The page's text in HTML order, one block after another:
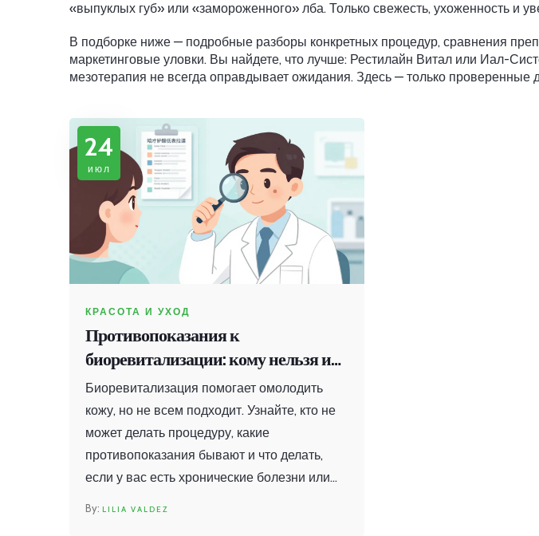
«выпуклых губ» или «замороженного» лба. Только свежесть, ухоженность и
В подборке ниже — подробные разборы конкретных процедур, сравнения
маркетинговые уловки. Вы найдете, что лучше: Рестилайн Витал или Иал-
мезотерапия не всегда оправдывает ожидания. Здесь — только проверенные
24
июл
КРАСОТА И УХОД
Противопоказания к
биоревитализации: кому нельзя и
когда лучше отложить процедуру
Биоревитализация помогает омолодить
кожу, но не всем подходит. Узнайте, кто не
может делать процедуру, какие
противопоказания бывают и что делать,
если у вас есть хронические болезни или
LILIA VALDEZ